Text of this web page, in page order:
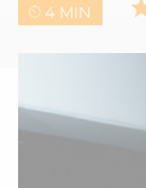
4 MIN